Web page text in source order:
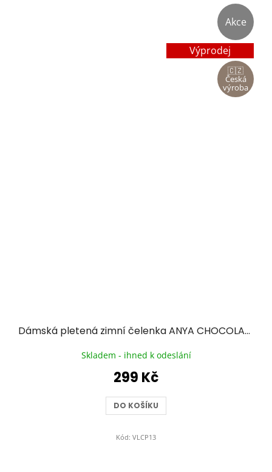
Akce
Výprodej
🇨🇿
Česká
výroba
Dámská pletená zimní čelenka ANYA CHOCOLATE - hnědá
Skladem - ihned k odeslání
299 Kč
DO KOŠÍKU
Kód: VLCP13